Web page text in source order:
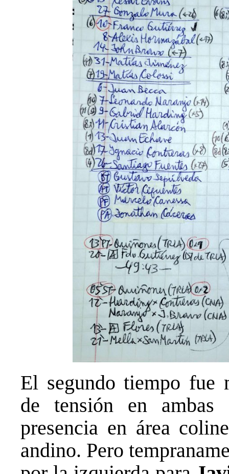
El segundo tiempo fue
de tensión en
presencia en área
andino. Pero